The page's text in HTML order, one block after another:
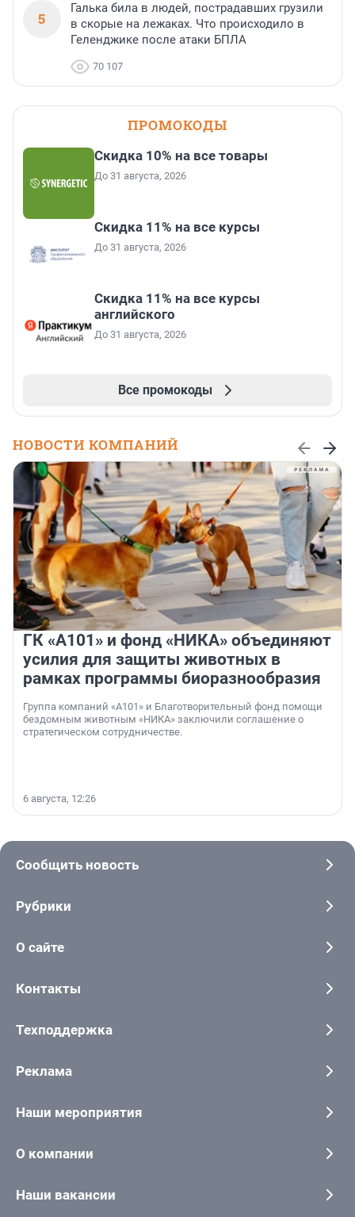
5
Галька била в людей, пострадавших грузили
в скорые на лежаках. Что происходило в
Геленджике после атаки БПЛА
70 107
ПРОМОКОДЫ
Скидка 10% на все товары
До 31 августа, 2026
Скидка 11% на все курсы
До 31 августа, 2026
Скидка 11% на все курсы
английского
До 31 августа, 2026
Все промокоды
НОВОСТИ КОМПАНИЙ
ГК «А101» и фонд «НИКА» объединяют
усилия для защиты животных в
рамках программы биоразнообразия
Группа компаний «А101» и Благотворительный фонд помощи
бездомным животным «НИКА» заключили соглашение о
стратегическом сотрудничестве.
6 августа, 12:26
Сообщить новость
Рубрики
О сайте
Контакты
Техподдержка
Реклама
Наши мероприятия
О компании
Наши вакансии